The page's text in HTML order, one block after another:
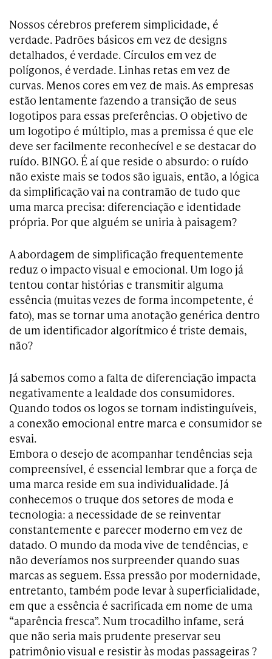
Nossos cérebros preferem simplicidade, é
verdade. Padrões básicos em vez de designs
detalhados, é verdade. Círculos em vez de
polígonos, é verdade. Linhas retas em vez de
curvas. Menos cores em vez de mais. As empresas
estão lentamente fazendo a transição de seus
logotipos para essas preferências. O objetivo de
um logotipo é múltiplo, mas a premissa é que ele
deve ser facilmente reconhecível e se destacar do
ruído. BINGO. É aí que reside o absurdo: o ruído
não existe mais se todos são iguais, então, a lógica
da simplificação vai na contramão de tudo que
uma marca precisa: diferenciação e identidade
própria. Por que alguém se uniria à paisagem?
A abordagem de simplificação frequentemente
reduz o impacto visual e emocional. Um logo já
tentou contar histórias e transmitir alguma
essência (muitas vezes de forma incompetente, é
fato), mas se tornar uma anotação genérica dentro
de um identificador algorítmico é triste demais,
não?
Já sabemos como a falta de diferenciação impacta
negativamente a lealdade dos consumidores.
Quando todos os logos se tornam indistinguíveis,
a conexão emocional entre marca e consumidor se
esvai.
Embora o desejo de acompanhar tendências seja
compreensível, é essencial lembrar que a força de
uma marca reside em sua individualidade. Já
conhecemos o truque dos setores de moda e
tecnologia: a necessidade de se reinventar
constantemente e parecer moderno em vez de
datado. O mundo da moda vive de tendências, e
não deveríamos nos surpreender quando suas
marcas as seguem. Essa pressão por modernidade,
entretanto, também pode levar à superficialidade,
em que a essência é sacrificada em nome de uma
“aparência fresca”. Num trocadilho infame, será
que não seria mais prudente preservar seu
patrimônio visual e resistir às modas passageiras ?